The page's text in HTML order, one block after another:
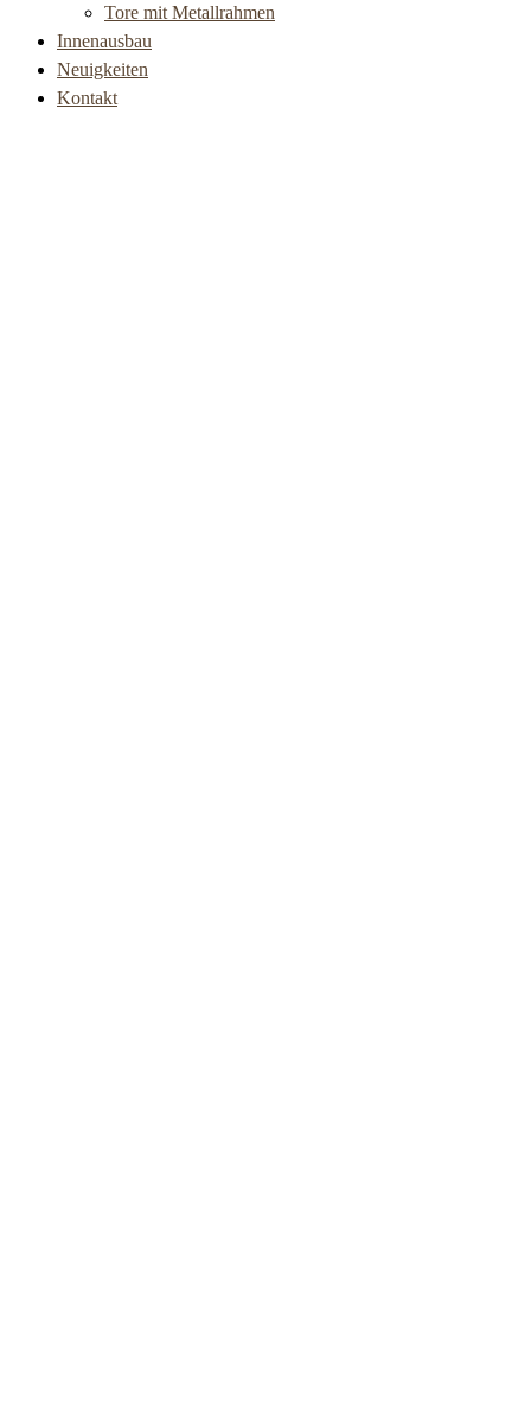
Tore mit Metallrahmen
Innenausbau
Neuigkeiten
Kontakt